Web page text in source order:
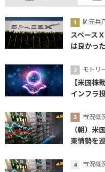
岡元兵
スペース
は良かっ
モトリ
【米国
インフラ
市況概
（朝）
東情勢を
市況概